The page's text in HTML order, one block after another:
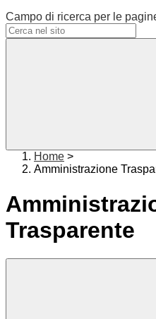
Campo di ricerca per le
Home >
Amministrazione
Trasparente